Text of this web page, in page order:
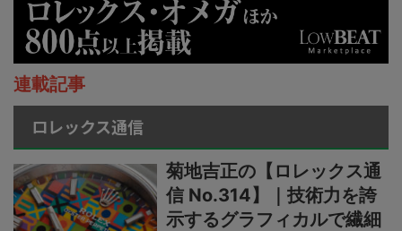
連載記事
ロレックス通信
菊地吉正の【ロレックス通
信 No.314】｜技術力を誇
示するグラフィカルで繊細